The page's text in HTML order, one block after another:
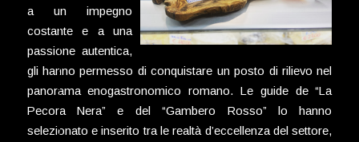
a un impegno
costante e a una
passione autentica,
gli hanno permesso di conquistare un posto di rilievo nel
panorama enogastronomico romano. Le guide de “La
Pecora Nera” e del “Gambero Rosso” lo hanno
selezionato e inserito tra le realtà d’eccellenza del settore,